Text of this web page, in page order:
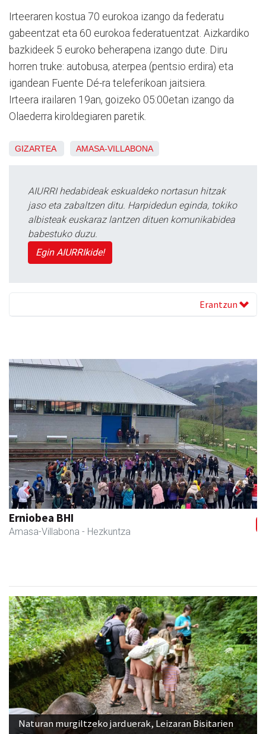
Irteeraren kostua 70 eurokoa izango da federatu
gabeentzat eta 60 eurokoa federatuentzat. Aizkardiko
bazkideek 5 euroko beherapena izango dute. Diru
horren truke: autobusa, aterpea (pentsio erdira) eta
igandean Fuente Dé-ra teleferikoan jaitsiera.
Irteera irailaren 19an, goizeko 05:00etan izango da
Olaederra kiroldegiaren paretik.
GIZARTEA AMASA-VILLABONA
AIURRI hedabideak eskualdeko nortasun hitzak
jaso eta zabaltzen ditu. Harpidedun eginda, tokiko
albisteak euskaraz lantzen dituen komunikabidea
babestuko duzu.
Egin AIURRIkide!
Erantzun
Erniobea BHI
Amasa-Villabona - Hezkuntza
Previous Next
Naturan murgiltzeko jarduerak, Leizaran Bisitarien